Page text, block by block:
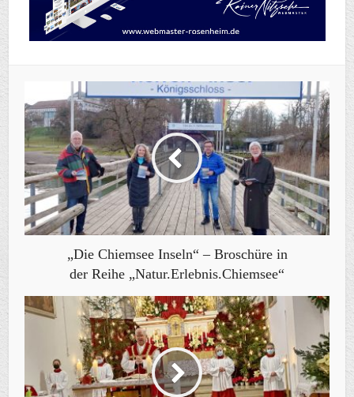
„Die Chiemsee Inseln“ – Broschüre in
der Reihe „Natur.Erlebnis.Chiemsee“